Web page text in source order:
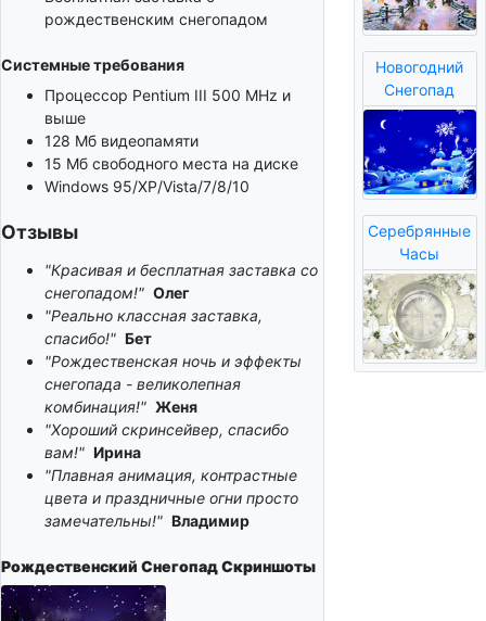
рождественским снегопадом
Системные требования
Процессор Pentium III 500 MHz и
выше
128 Мб видеопамяти
15 Мб свободного места на диске
Windows 95/XP/Vista/7/8/10
Отзывы
"Красивая и бесплатная заставка со
снегопадом!" Олег
"Реально классная заставка,
спасибо!" Бет
"Рождественская ночь и эффекты
снегопада - великолепная
комбинация!" Женя
"Хороший скринсейвер, спасибо
вам!" Ирина
"Плавная анимация, контрастные
цвета и праздничные огни просто
замечательны!" Владимир
Рождественский СнегопадСкриншоты
Новогодний
Снегопад
Серебрянные
Часы